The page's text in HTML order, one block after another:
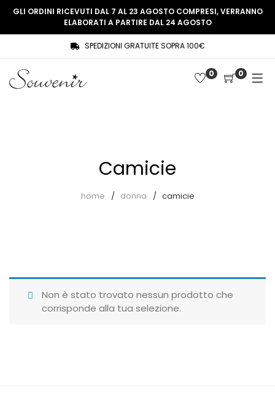
SHOP
Souvenir Privée
Giubbotti
COLLEZIONE
THREE WOMEN, ONE MEMORY
GLI ORDINI RICEVUTI DAL 7 AL 23 AGOSTO COMPRESI, VERRANNO
ELABORATI A PARTIRE DAL 24 AGOSTO
SPEDIZIONI GRATUITE SOPRA 100€
0 0
Camicie
home donna camicie
Non è stato trovato nessun prodotto che
corrisponde alla tua selezione.